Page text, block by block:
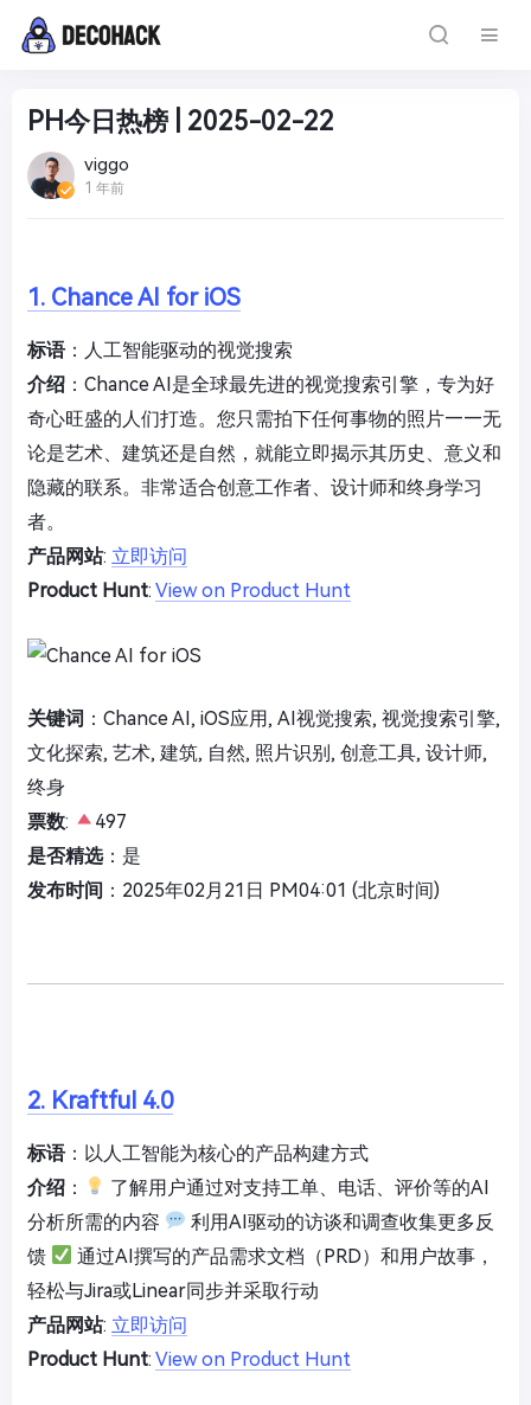
PH今日热榜 | 2025-02-22
viggo
1 年前
1. Chance AI for iOS
标语：人工智能驱动的视觉搜索
介绍 ：Chance AI是全球最先进的视觉搜索引擎，专为好
奇心旺盛的人们打造。您只需拍下任何事物的照片——无
论是艺术、建筑还是自然，就能立即揭示其历史、意义和
隐藏的联系。非常适合创意工作者、设计师和终身学习
者。
产品网站: 立即访问
Product Hunt: View on Product Hunt
关键词 ：Chance AI, iOS应用, AI视觉搜索, 视觉搜索引擎,
文化探索, 艺术, 建筑, 自然, 照片识别, 创意工具, 设计师,
终身
票数:
497
是否精选：是
发布时间 ：2025年02月21日 PM04:01 (北京时间)
2. Kraftful 4.0
标语：以人工智能为核心的产品构建方式
介绍 ：
了解用户通过对支持工单、电话、评价等的AI
分析所需的内容
利用AI驱动的访谈和调查收集更多反
馈
通过AI撰写的产品需求文档（PRD）和用户故事，
轻松与Jira或Linear同步并采取行动
产品网站: 立即访问
Product Hunt: View on Product Hunt